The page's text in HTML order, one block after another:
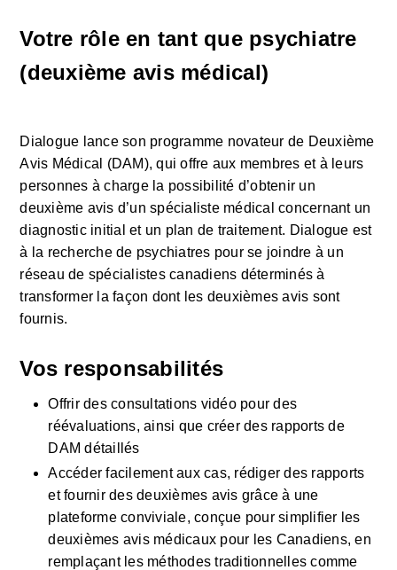
Votre rôle en tant que psychiatre
(deuxième avis médical)
Dialogue lance son programme novateur de Deuxième
Avis Médical (DAM), qui offre aux membres et à leurs
personnes à charge la possibilité d’obtenir un
deuxième avis d’un spécialiste médical concernant un
diagnostic initial et un plan de traitement. Dialogue est
à la recherche de psychiatres pour se joindre à un
réseau de spécialistes canadiens déterminés à
transformer la façon dont les deuxièmes avis sont
fournis.
Vos responsabilités
Offrir des consultations vidéo pour des
réévaluations, ainsi que créer des rapports de
DAM détaillés
Accéder facilement aux cas, rédiger des rapports
et fournir des deuxièmes avis grâce à une
plateforme conviviale, conçue pour simplifier les
deuxièmes avis médicaux pour les Canadiens, en
remplaçant les méthodes traditionnelles comme